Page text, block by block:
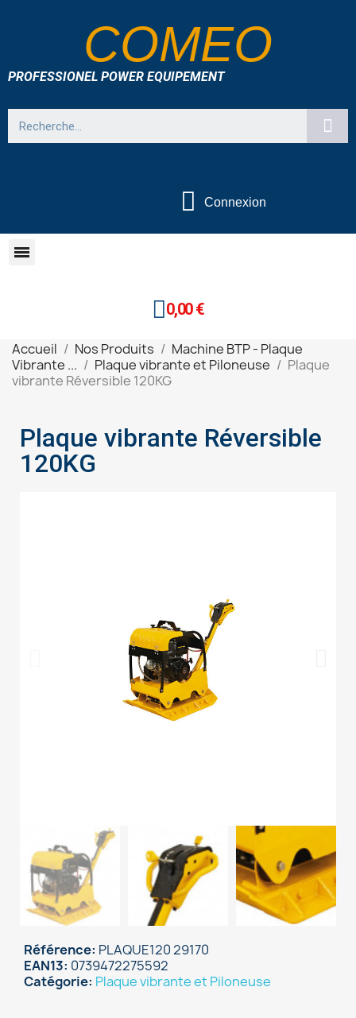
COMEO
PROFESSIONEL POWER EQUIPEMENT
Connexion
0,00 €
Accueil Nos Produits
Machine BTP - Plaque
Vibrante ...
Plaque vibrante et Piloneuse
Plaque
vibrante Réversible 120KG
Plaque vibrante Réversible
120KG
Référence PLAQUE120 29170
EAN13 0739472275592
Catégorie Plaque vibrante et Piloneuse